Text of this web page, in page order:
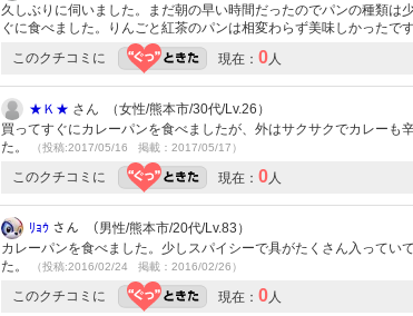
久しぶりに伺いました。まだ朝の早い時間だったのでパンの種類
ぐに食べました。りんごと紅茶のパンは相変わらず美味しかったで
このクチコミに 現在： 0 人
★Ｋ★ さん （女性/熊本市/30代/Lv.26）
買ってすぐにカレーパンを食べましたが、外はサクサクでカレー
た。
（投稿:2017/05/16 掲載：2017/05/17）
このクチコミに 現在： 0 人
ﾘｮｳ さん （男性/熊本市/20代/Lv.83）
カレーパンを食べました。少しスパイシーで具がたくさん入って
た。
（投稿:2016/02/24 掲載：2016/02/26）
このクチコミに 現在： 0 人